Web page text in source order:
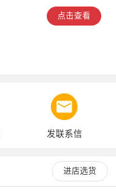
点击查看
发联系信
进店选货